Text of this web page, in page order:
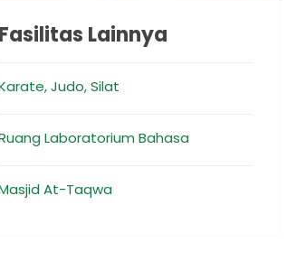
Fasilitas Lainnya
Judo, Silat
Laboratorium Bahasa
At-Taqwa